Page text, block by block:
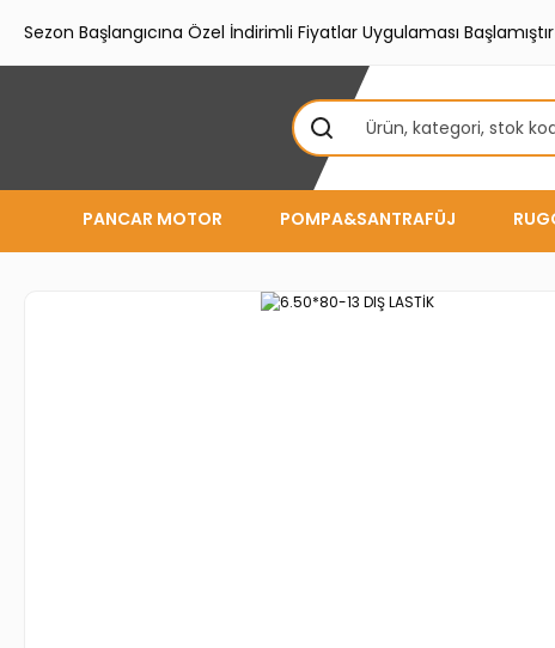
Sezon Başlangıcına Özel İndirimli Fiyatlar Uygulaması
PANCAR MOTOR POMPA&SANTRAFÜJ